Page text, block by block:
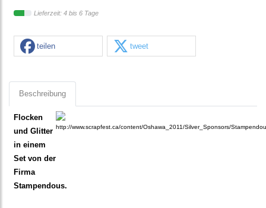
Lieferzeit: 4 bis 6 Tage
teilen tweet
Beschreibung
Flocken
und Glitter
in einem
Set von der
Firma
Stampendous.